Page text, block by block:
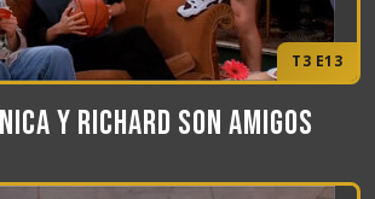
T3 E13
y Richard son amigos